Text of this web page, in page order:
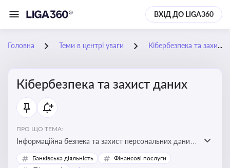
ВХІД ДО LIGA360
Головна Теми в центрі уваги Кібербезпека та захист даних
Кібербезпека та захист даних
ПРО ЩО ТЕМА:
Інформаційна безпека та захист персональних даних
на підприємстві
Банківська діяльність
Фінансові послуги